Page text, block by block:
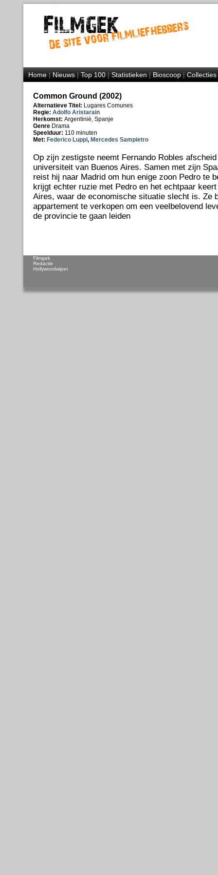
Home|Nieuws|Top 100|Statistieken|Bioscoop|Collecties
Common Ground (2002)
Alternatieve Titel: Lugares Comunes
Regie: Adolfo Aristarain
Herkomst: Argentinië, Spanje
Genre Drama
Speelduur: 110 minuten
Met: Federico Luppi, Mercedes Sampietro
Op zijn zestigste neemt Fernando Robles
universiteit van Buenos Aires. Samen met zijn
reist hij naar Madrid om hun enige zoon Pedro te
krijgt echter ruzie met Pedro en het echtpaar
Aires, waar de economische situatie slecht is. Ze
appartement te verkopen om een veelbelovend
de provincie te gaan leiden
Filmgek
Redactie
Hollywoodwijzer